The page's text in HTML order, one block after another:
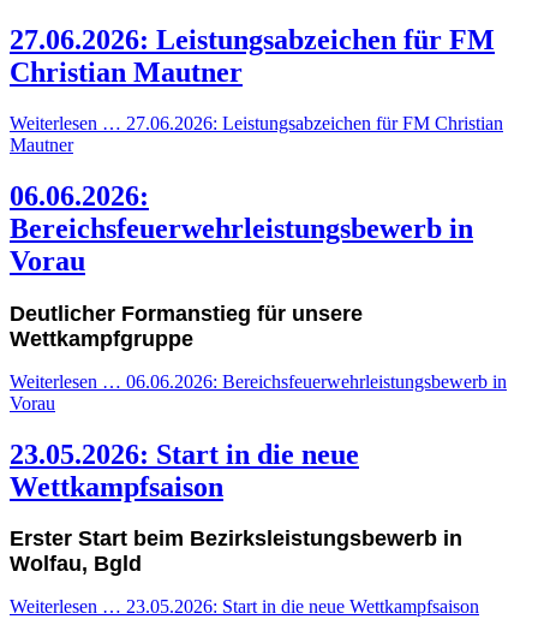
27.06.2026: Leistungsabzeichen für FM
Christian Mautner
Weiterlesen … 27.06.2026: Leistungsabzeichen für FM Christian
Mautner
06.06.2026:
Bereichsfeuerwehrleistungsbewerb in
Vorau
Deutlicher Formanstieg für unsere
Wettkampfgruppe
Weiterlesen … 06.06.2026: Bereichsfeuerwehrleistungsbewerb in
Vorau
23.05.2026: Start in die neue
Wettkampfsaison
Erster Start beim Bezirksleistungsbewerb in
Wolfau, Bgld
Weiterlesen … 23.05.2026: Start in die neue Wettkampfsaison